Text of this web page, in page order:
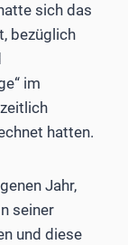
sich das
bezüglich
im
hatten.
Jahr,
seiner
und diese